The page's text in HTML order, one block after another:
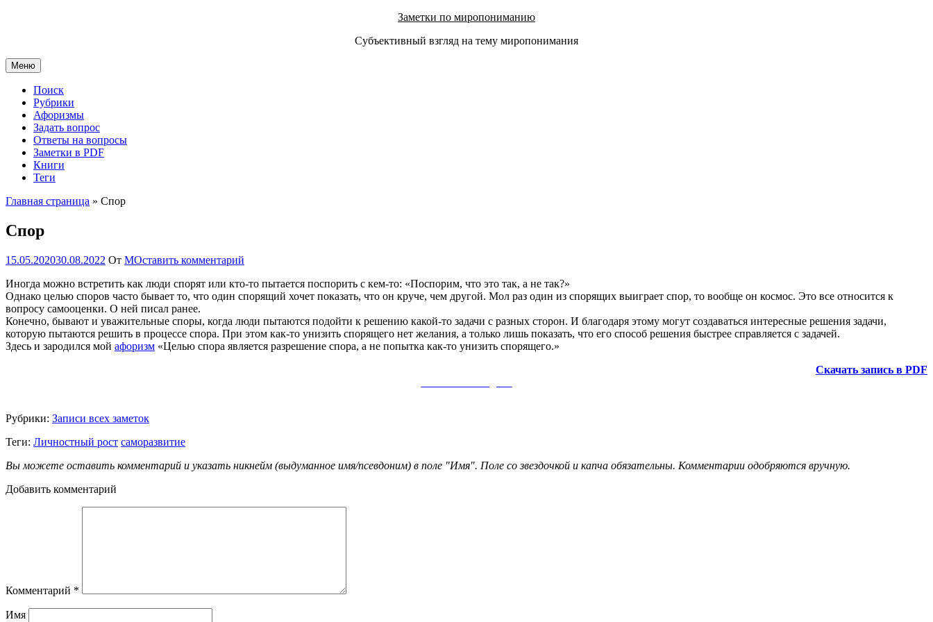
Заметки по миропониманию
Субъективный взгляд на тему миропонимания
Меню
Поиск
Рубрики
Афоризмы
Задать вопрос
Ответы на вопросы
Заметки в PDF
Книги
Теги
Главная страница » Спор
Спор
15.05.202030.08.2022 От МОставить комментарий
Иногда можно встретить как люди спорят или кто-то пытается поспорить с кем-то: «Поспорим, что это так, а не так?»
Однако целью споров часто бывает то, что один спорящий хочет показать, что он круче, чем другой. Мол раз один из спорящих выиграет спор, то вообще он космос. Это все относится к
вопросу самооценки. О ней писал ранее.
Конечно, бывают и уважительные споры, когда люди пытаются подойти к решению какой-то задачи с разных сторон. И благодаря этому могут создаваться интересные решения задачи,
которую пытаются решить в процессе спора. При этом как-то унизить спорящего нет желания, а только лишь показать, что его способ решения быстрее справляется с задачей.
Здесь и зародился мой афоризм «Целью спора является разрешение спора, а не попытка как-то унизить спорящего.»
Скачать запись в PDF
Рубрики: Записи всех заметок
Теги: Личностный рост саморазвитие
Вы можете оставить комментарий и указать никнейм (выдуманное имя/псевдоним) в поле "Имя". Поле со звездочкой и капча обязательны. Комментарии одобряются вручную.
Добавить комментарий
Комментарий *
Имя